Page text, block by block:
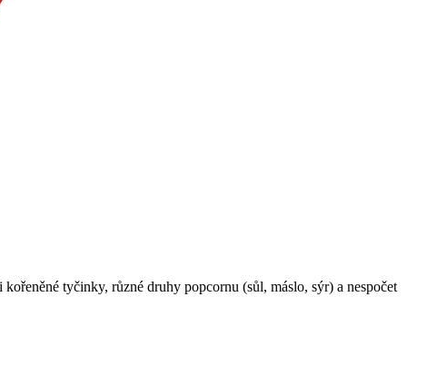
tyčinky, různé druhy popcornu (sůl, máslo, sýr) a nespočet